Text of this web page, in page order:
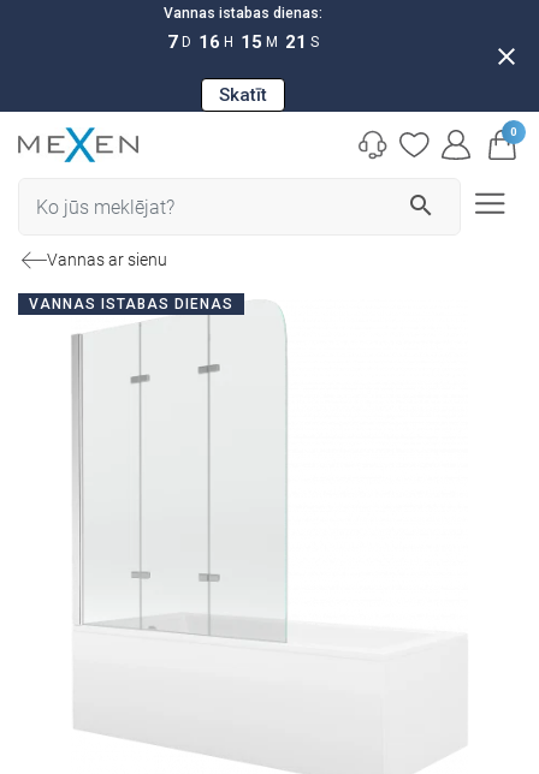
Vannas istabas dienas:
7 D 16 H 15 M 20 S
Skatīt
close
search
0
Vannas ar sienu
VANNAS ISTABAS DIENAS